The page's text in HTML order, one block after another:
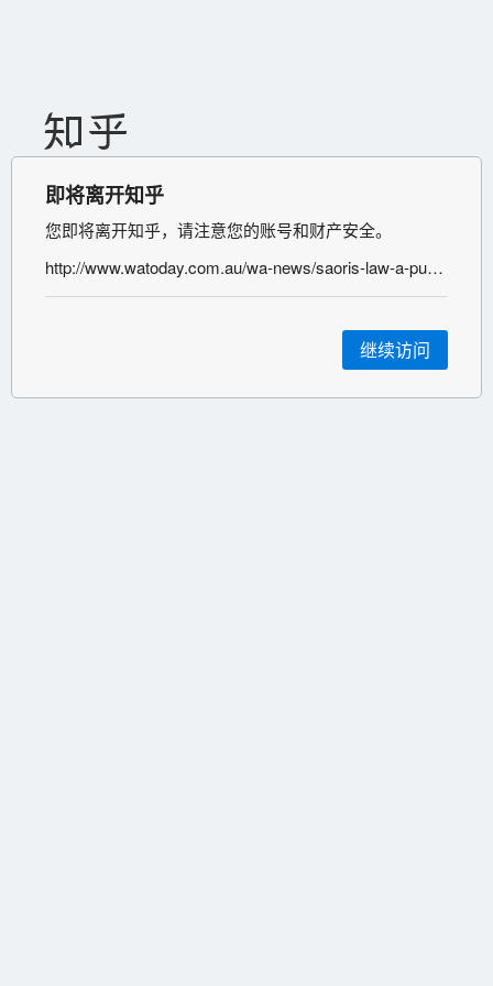
即将离开知乎
您即将离开知乎，请注意您的账号和财产安全。
http://www.watoday.com.au/wa-news/saoris-law-a-push-to-reduce-domestic-violence-20120924-26gkd.html
继续访问